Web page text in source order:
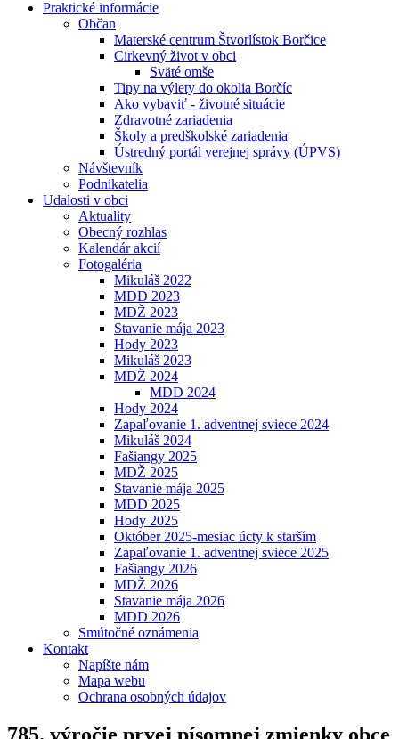
Praktické informácie
Občan
Materské centrum Štvorlístok Borčice
Cirkevný život v obci
Sväté omše
Tipy na výlety do okolia Borčíc
Ako vybaviť - životné situácie
Zdravotné zariadenia
Školy a predškolské zariadenia
Ústredný portál verejnej správy (ÚPVS)
Návštevník
Podnikatelia
Udalosti v obci
Aktuality
Obecný rozhlas
Kalendár akcií
Fotogaléria
Mikuláš 2022
MDD 2023
MDŽ 2023
Stavanie mája 2023
Hody 2023
Mikuláš 2023
MDŽ 2024
MDD 2024
Hody 2024
Zapaľovanie 1. adventnej sviece 2024
Mikuláš 2024
Fašiangy 2025
MDŽ 2025
Stavanie mája 2025
MDD 2025
Hody 2025
Október 2025-mesiac úcty k starším
Zapaľovanie 1. adventnej sviece 2025
Fašiangy 2026
MDŽ 2026
Stavanie mája 2026
MDD 2026
Smútočné oznámenia
Kontakt
Napíšte nám
Mapa webu
Ochrana osobných údajov